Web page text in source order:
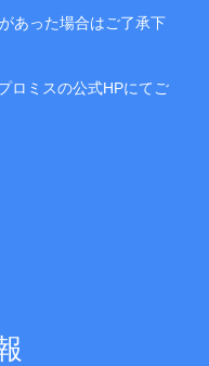
あった場合はご了承下
ロミスの公式HPにてご